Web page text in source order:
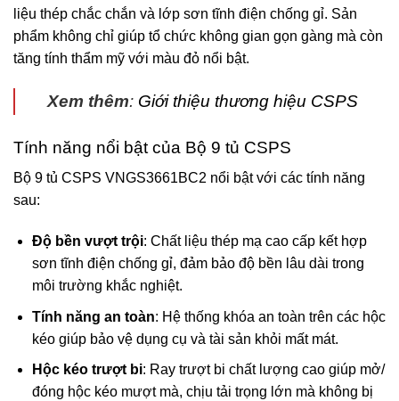
liệu thép chắc chắn và lớp sơn tĩnh điện chống gỉ. Sản
phẩm không chỉ giúp tổ chức không gian gọn gàng mà còn
tăng tính thẩm mỹ với màu đỏ nổi bật.
Xem thêm: Giới thiệu thương hiệu CSPS
Tính năng nổi bật của Bộ 9 tủ CSPS
Bộ 9 tủ CSPS VNGS3661BC2 nổi bật với các tính năng
sau:
Độ bền vượt trội: Chất liệu thép mạ cao cấp kết hợp
sơn tĩnh điện chống gỉ, đảm bảo độ bền lâu dài trong
môi trường khắc nghiệt.
Tính năng an toàn: Hệ thống khóa an toàn trên các hộc
kéo giúp bảo vệ dụng cụ và tài sản khỏi mất mát.
Hộc kéo trượt bi: Ray trượt bi chất lượng cao giúp mở/
đóng hộc kéo mượt mà, chịu tải trọng lớn mà không bị